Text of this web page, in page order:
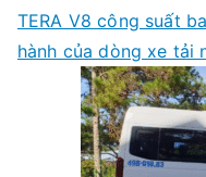
TERA V8 công suất
hành của dòng xe tải